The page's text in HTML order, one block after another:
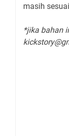
masih
*jika bahan